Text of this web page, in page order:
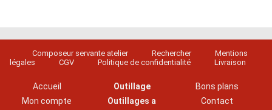
Composeur servante atelier Rechercher
Mentions
légales
CGV Politique de confidentialité Livraison
Accueil
Mon compte
Outillage
Outillages a
Bons plans
Contact